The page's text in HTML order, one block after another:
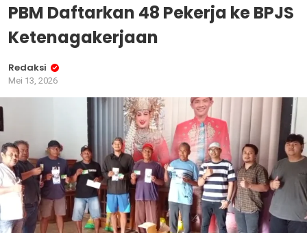
PBM Daftarkan 48 Pekerja ke BPJS
Ketenagakerjaan
Redaksi
Mei 13, 2026